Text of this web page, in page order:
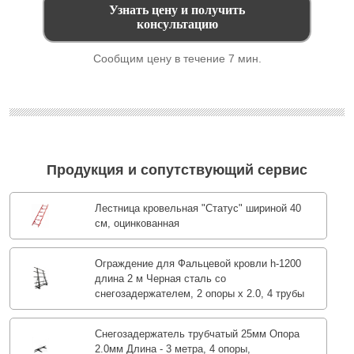
Сообщим цену в течение 7 мин.
Продукция и сопутствующий сервис
Лестница кровельная "Статус" шириной 40
см, оцинкованная
Ограждение для Фальцевой кровли h-1200
длина 2 м Черная сталь со
снегозадержателем, 2 опоры х 2.0, 4 трубы
Снегозадержатель трубчатый 25мм Опора
2.0мм Длина - 3 метра, 4 опоры,